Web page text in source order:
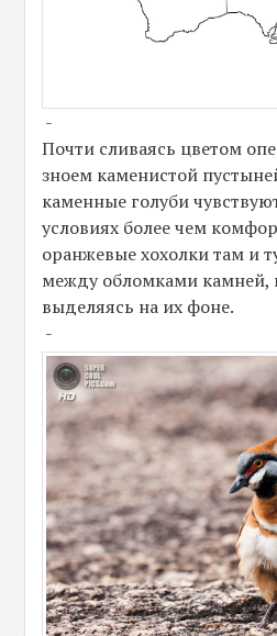
-
Почти сливаясь цветом
зноем каменистой
каменные голуби
условиях более чем
оранжевые хохолки там и
между обломками камней,
выделяясь на их фоне.
-